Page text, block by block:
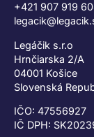
+421 907 919
Legáčik s.r.o
Hrnčiarska 2/A
04001 Košice
Slovenská
IČO: 47556927
IČ DPH: